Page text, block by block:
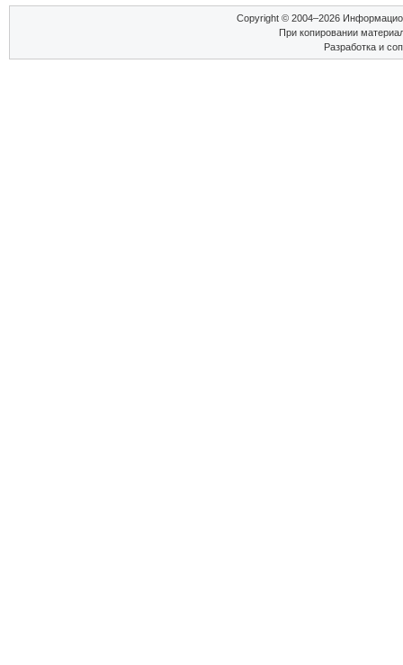
Copyright © 2004–2026
При копировании
Разработка и